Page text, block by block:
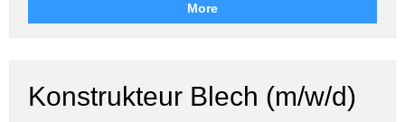
More
Konstrukteur Blech (m/w/d)